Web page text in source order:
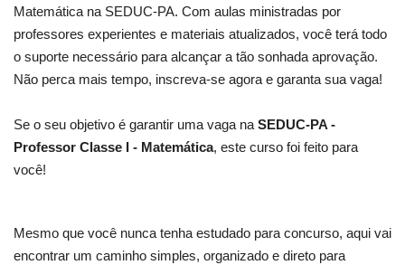
Matemática na SEDUC-PA. Com aulas ministradas por
professores experientes e materiais atualizados, você terá todo
o suporte necessário para alcançar a tão sonhada aprovação.
Não perca mais tempo, inscreva-se agora e garanta sua vaga!
Se o seu objetivo é garantir uma vaga na SEDUC-PA -
Professor Classe I - Matemática, este curso foi feito para
você!
Mesmo que você nunca tenha estudado para concurso, aqui vai
encontrar um caminho simples, organizado e direto para